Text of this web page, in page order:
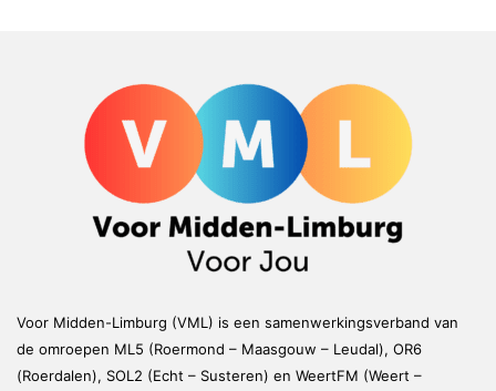
Voor Midden-Limburg (VML) is een samenwerkingsverband van
de omroepen ML5 (Roermond – Maasgouw – Leudal), OR6
(Roerdalen), SOL2 (Echt – Susteren) en WeertFM (Weert –